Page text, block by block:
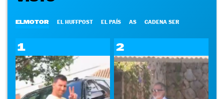
ELMOTOR EL HUFFPOST EL PAÍS AS CADENA SER
1 2